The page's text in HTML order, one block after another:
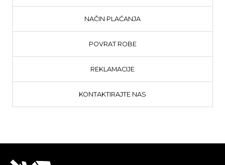
NAČIN PLAĆANJA
POVRAT ROBE
REKLAMACIJE
KONTAKTIRAJTE NAS